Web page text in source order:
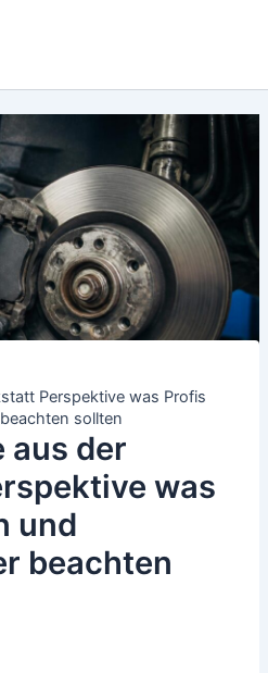
Perspektive was Profis
sollten
aus der
was
und
beachten